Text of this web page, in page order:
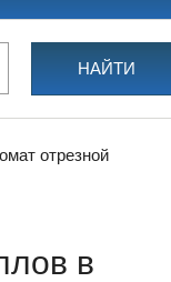
НАЙТИ
отрезной
в